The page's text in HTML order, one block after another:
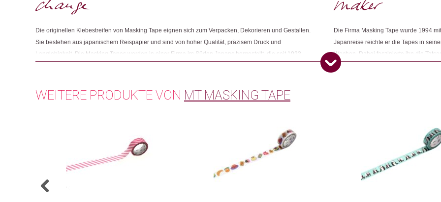
Die originellen Klebestreifen von Masking Tape eignen sich zum Verpacken, Dekorieren und Gestalten.
Sie bestehen aus japanischem Reispapier und sind von hoher Qualität, präzisem Druck und
Langlebigkeit. Die Masking Tapes werden in einer Firma im Süden Japans hergestellt, die seit 1923
Die Firma Masking Tape wurde 1994
Japanreise reichte er die Tapes in
Wochen. Dabei faszinierte ihn die
Kleberollen bei den Menschen auslösten.
WEITERE PRODUKTE VON MT MASKING TAPE